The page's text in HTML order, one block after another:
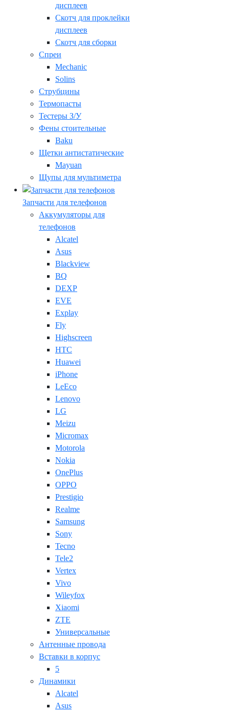
дисплеев
Скотч для проклейки
дисплеев
Скотч для сборки
Спреи
Mechanic
Solins
Струбцины
Термопасты
Тестеры З/У
Фены стоительные
Baku
Щетки антистатические
Mayuan
Щупы для мультиметра
Запчасти для телефонов
Аккумуляторы для
телефонов
Alcatel
Asus
Blackview
BQ
DEXP
EVE
Explay
Fly
Highscreen
HTC
Huawei
iPhone
LeEco
Lenovo
LG
Meizu
Micromax
Motorola
Nokia
OnePlus
OPPO
Prestigio
Realme
Samsung
Sony
Tecno
Tele2
Vertex
Vivo
Wileyfox
Xiaomi
ZTE
Универсальные
Антенные провода
Вставки в корпус
5
Динамики
Alcatel
Asus